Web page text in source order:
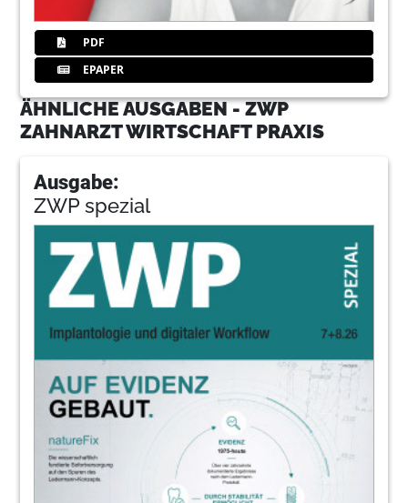
PDF
EPAPER
ÄHNLICHE AUSGABEN - ZWP
ZAHNARZT WIRTSCHAFT PRAXIS
Ausgabe:
ZWP spezial